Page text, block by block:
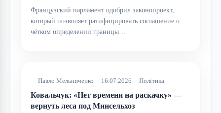
Французский парламент одобрил законопроект,
который позволяет ратифицировать соглашение о
чётком определении границы…
Павло Мельниченко 16.07.2026 Політика
Ковальчук: «Нет времени на раскачку» —
вернуть леса под Минсельхоз